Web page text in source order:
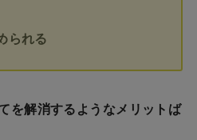
られる
を解消するようなメリットば